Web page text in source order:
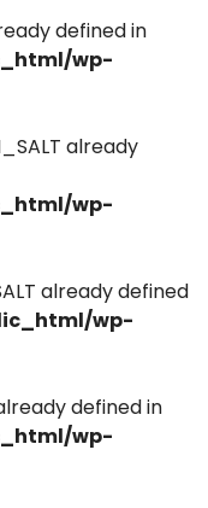
defined in
wp-
already
wp-
already defined
wp-
defined in
wp-